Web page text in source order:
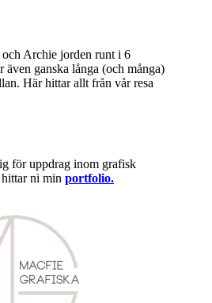
Archie jorden runt i 6
även ganska långa (och många)
Här hittar allt från vår resa
för uppdrag inom grafisk
ni min portfolio.